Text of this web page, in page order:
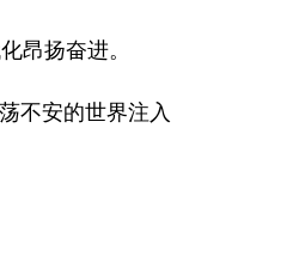
昂扬奋进。
不安的世界注入